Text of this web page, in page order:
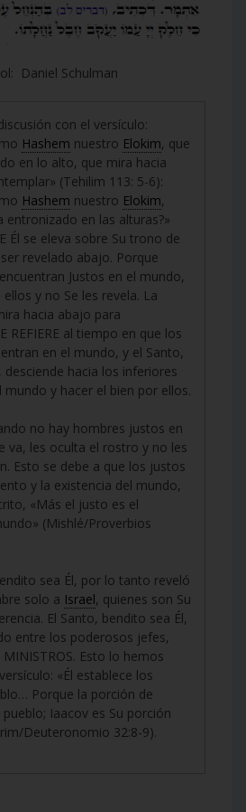
Daniel Schulman
con el versículo:
Hashem nuestro Elokim, que
en lo alto, que mira hacia
(Tehilim 113: 5-6):
Hashem nuestro Elokim,
entronizado en las alturas?»
Él se eleva sobre Su trono de
revelado abajo. Porque
Justos en el mundo,
ellos y no Se les revela. La
hacia abajo para
REFIERE al tiempo en que los
en el mundo, y el Santo,
desciende hacia los inferiores
mundo y hacer el bien por ellos.
no hay hombres justos en
va, les oculta el rostro y no les
Esto se debe a que los justos
y la existencia del mundo,
«Más el justo es el
(Mishlé/Proverbios
sea Él, por lo tanto reveló
solo a Israel, quienes son Su
El Santo, bendito sea Él,
entre los poderosos jefes,
MINISTROS. Esto lo hemos
«Él establece los
Porque la porción de
pueblo; Iaacov es Su porción
Deuteronomio 32:8-9).